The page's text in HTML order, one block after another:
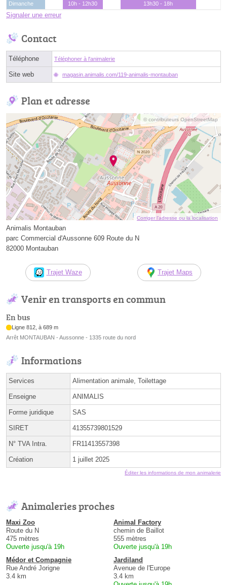
Dimanche
10h - 12h30 13h30 - 18h
Signaler une erreur
Contact
Téléphone Téléphoner à l'animalerie
Site web magasin.animalis.com/119-animalis-montauban
Plan et adresse
© contributeurs OpenStreetMap
Corriger l’adresse ou la localisation
Animalis Montauban
parc Commercial d'Aussonne 609 Route du N
82000 Montauban
Trajet Waze Trajet Maps
Venir en transports en commun
En bus
Ligne 812, à 689 m
Arrêt MONTAUBAN - Aussonne - 1335 route du nord
Informations
Services Alimentation animale, Toilettage
Enseigne ANIMALIS
Forme juridique SAS
SIRET 41355739801529
N° TVA Intra. FR11413557398
Création 1 juillet 2025
Éditer les informations de mon animalerie
Animaleries proches
Maxi Zoo
Route du N
475 mètres
Ouverte jusqu'à 19h
Animal Factory
chemin de Baillot
555 mètres
Ouverte jusqu'à 19h
Médor et Compagnie
Rue André Jorigne
3.4 km
Jardiland
Avenue de l'Europe
3.4 km